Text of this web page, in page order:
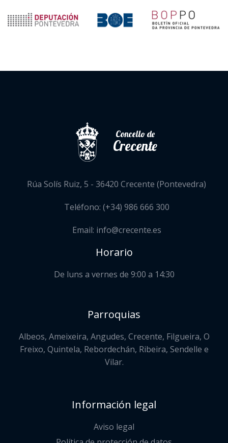
Concello de
Crecente
Rúa Solís Ruiz, 5 - 36420 Crecente (Pontevedra)
Teléfono: (+34) 986 666 300
Email: info@crecente.es
Horario
De luns a vernes de 9:00 a 14:30
Parroquias
Albeos, Ameixeira, Angudes, Crecente, Filgueira, O
Freixo, Quintela, Rebordechán, Ribeira, Sendelle e
Vilar.
Información legal
Aviso legal